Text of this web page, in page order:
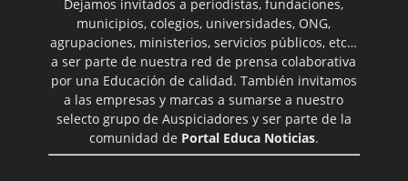
Dejamos invitados a periodistas, fundaciones,
municipios, colegios, universidades, ONG,
agrupaciones, ministerios, servicios públicos, etc…
a ser parte de nuestra red de prensa colaborativa
por una Educación de calidad. También invitamos
a las empresas y marcas a sumarse a nuestro
selecto grupo de Auspiciadores y ser parte de la
comunidad de Portal Educa Noticias.